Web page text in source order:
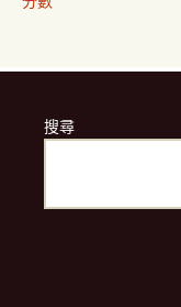
搜尋